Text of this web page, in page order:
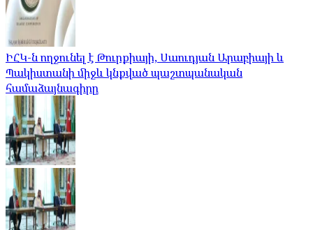
ԻՀԿ-ն ողջունել է Թուրքիայի, Սաուդյան Արաբիայի և
Պակիստանի միջև կնքված պաշտպանական
համաձայնագիրը